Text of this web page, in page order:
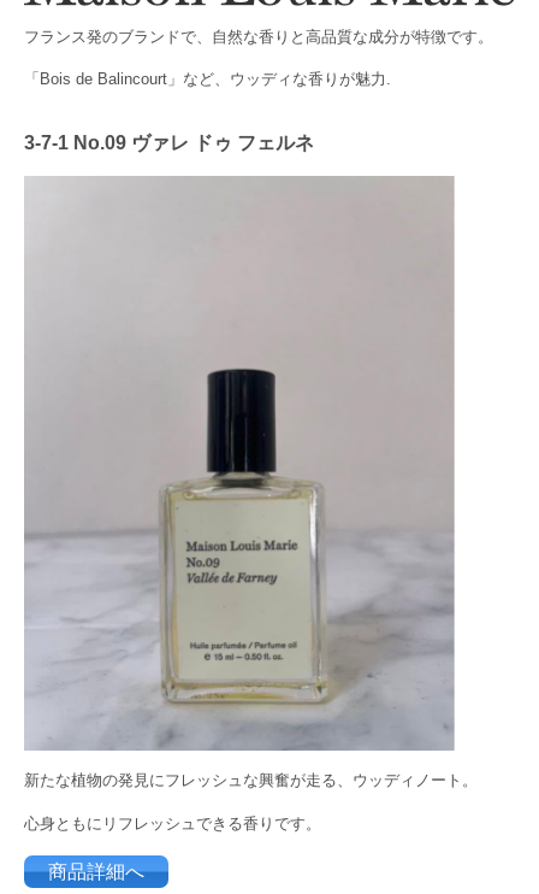
フランス発のブランドで、自然な香りと高品質な成分が特徴です。
「Bois de Balincourt」など、ウッディな香りが魅力.
3-7-1 No.09 ヴァレ ドゥ フェルネ
新たな植物の発見にフレッシュな興奮が走る、ウッディノート。
心身ともにリフレッシュできる香りです。
商品詳細へ